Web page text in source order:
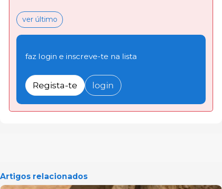
ver último
faz login e inscreve-te na lista
Regista-te login
Artigos relacionados